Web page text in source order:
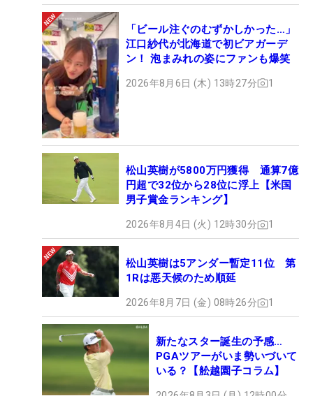
「ビール注ぐのむずかしかった…」
江口紗代が北海道で初ビアガーデ
ン！ 泡まみれの姿にファンも爆笑
2026年8月6日 (木) 13時27分 1
松山英樹が5800万円獲得 通算7億
円超で32位から28位に浮上【米国
男子賞金ランキング】
2026年8月4日 (火) 12時30分 1
松山英樹は5アンダー暫定11位 第
1Rは悪天候のため順延
2026年8月7日 (金) 08時26分 1
新たなスター誕生の予感…
PGAツアーがいま勢いづいて
いる？【舩越園子コラム】